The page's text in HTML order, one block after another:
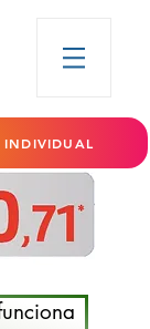
INDIVIDUAL